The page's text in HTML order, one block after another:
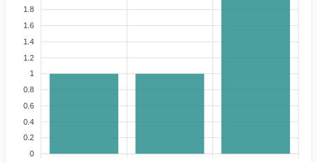
1.8
1.6
1.4
1.2
1
0.8
0.6
0.4
0.2
0